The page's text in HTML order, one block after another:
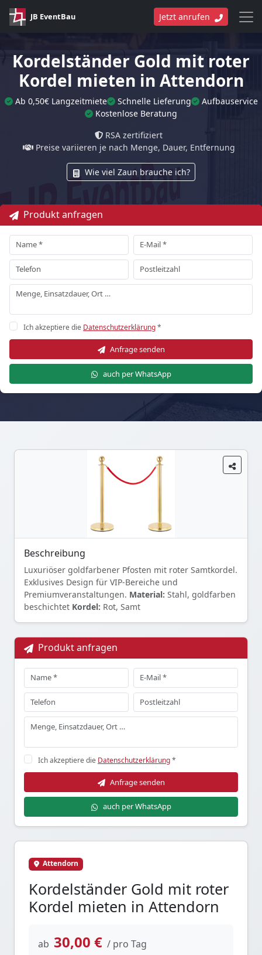
JB EventBau Jetzt anrufen
Kordelständer Gold mit roter
Kordel mieten in Attendorn
Ab 0,50€ Langzeitmiete Schnelle Lieferung
Aufbauservice
Kostenlose Beratung
RSA zertifiziert
Preise variieren je nach Menge, Dauer, Entfernung
Wie viel Zaun brauche ich?
Produkt anfragen
Ich akzeptiere die Datenschutzerklärung*
Anfrage senden
auch per WhatsApp
Beschreibung
Luxuriöser goldfarbener Pfosten mit roter Samtkordel.
Exklusives Design für VIP-Bereiche und
Premiumveranstaltungen. Material: Stahl, goldfarben
beschichtet Kordel: Rot, Samt
Produkt anfragen
Ich akzeptiere die Datenschutzerklärung*
Anfrage senden
auch per WhatsApp
Attendorn
Kordelständer Gold mit roter
Kordel mieten in Attendorn
ab 30,00 € / pro Tag